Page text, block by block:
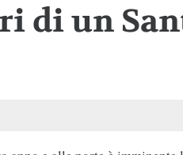
di un